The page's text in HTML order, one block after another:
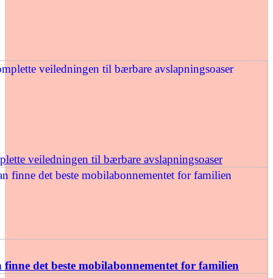
veiledningen til bærbare avslapningsoaser
det beste mobilabonnementet for familien